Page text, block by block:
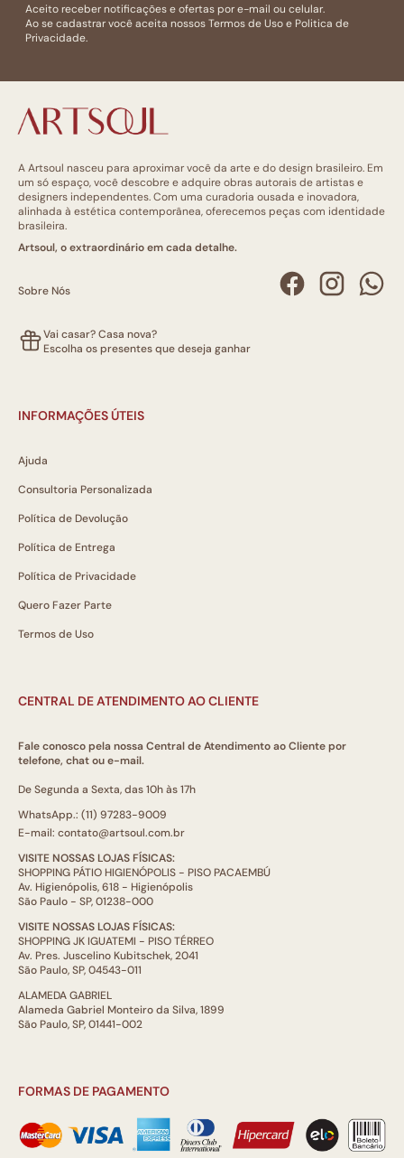
Aceito receber notificações e ofertas por e-mail ou celular.
Ao se cadastrar você aceita nossosTermos de Usoe Politica de
Privacidade.
A Artsoul nasceu para aproximar você da arte e do design brasileiro. Em
um só espaço, você descobre e adquire obras autorais de artistas e
designers independentes. Com uma curadoria ousada e inovadora,
alinhada à estética contemporânea, oferecemos peças com identidade
brasileira.
Artsoul, o extraordinário em cada detalhe.
Sobre Nós
Vai casar? Casa nova?
Escolha os presentes que deseja ganhar
INFORMAÇÕES ÚTEIS
Ajuda
Consultoria Personalizada
Política de Devolução
Política de Entrega
Política de Privacidade
Quero Fazer Parte
Termos de Uso
CENTRAL DE ATENDIMENTO AO CLIENTE
Fale conosco pela nossa Central de Atendimento ao Cliente por
telefone, chat ou e-mail.
De Segunda a Sexta, das 10h às 17h
WhatsApp.: (11) 97283-9009
E-mail: contato@artsoul.com.br
VISITE NOSSAS LOJAS FÍSICAS:
SHOPPING PÁTIO HIGIENÓPOLIS - PISO PACAEMBÚ
Av. Higienópolis, 618 - Higienópolis
São Paulo - SP, 01238-000
VISITE NOSSAS LOJAS FÍSICAS:
SHOPPING JK IGUATEMI - PISO TÉRREO
Av. Pres. Juscelino Kubitschek, 2041
São Paulo, SP, 04543-011
ALAMEDA GABRIEL
Alameda Gabriel Monteiro da Silva, 1899
São Paulo, SP, 01441-002
FORMAS DE PAGAMENTO